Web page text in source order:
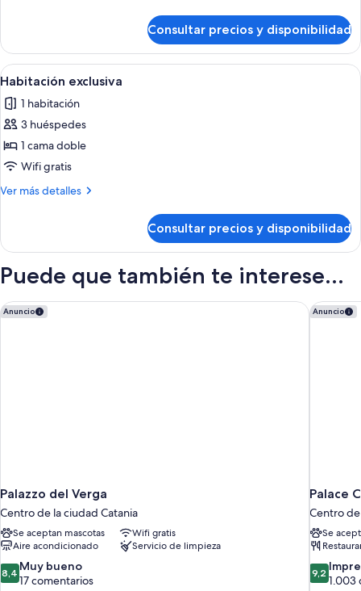
superior
Consultar precios y disponibilidad
Abrir
todas
las
fotos
de
Habitación
exclusiva
Una habitación de hotel con una
16
Habitación exclusiva
1 habitación
3 huéspedes
1 cama doble
Wifi gratis
Ver más detalles
Más
exclusiva
Consultar precios y disponibilidad
Puede que también te interese...
Anuncio
Palazzo del Verga
Centro de la ciudad Catania
Se aceptan mascotas
Wifi gratis
Aire acondicionado
Servicio de limpieza
8.4
sobre
8,4 Muy bueno
17 comentarios
Palazzo del Verga Anuncio
Palace
Centro
Se
9.2
sobre
9,2
1.003
Palace